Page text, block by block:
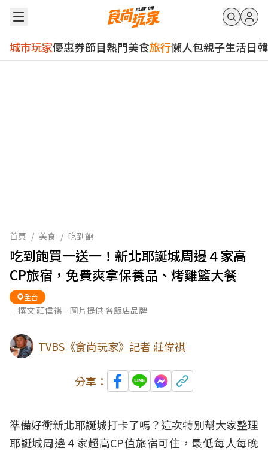
城市玩家優惠券節目熱門美食旅行懶人包親子生活日韓
首頁 / 美食 / 吃到飽
吃到飽買一送一！新北耶誕城周邊４家高
CP旅宿，免費爽拿保養品、烤雞籃大餐
全台
｜撰文 莊偉祺｜圖片提供 各飯店品牌
TVBS《食尚玩家》記者 莊偉祺
分享：
準備好衝新北耶誕城打卡了嗎？這次特別幫大家整理
耶誕城周邊４家超高CP值旅宿可住，最低每人每晚